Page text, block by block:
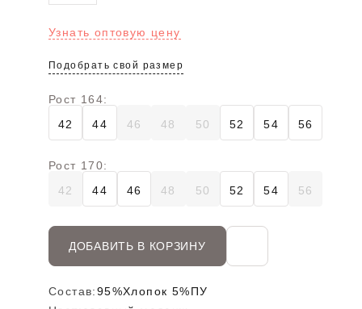
Узнать оптовую цену
Подобрать свой размер
Рост 164:
42
44 46 48 50 52 54 56
Рост 170:
42
44 46 48 50 52 54 56
ДОБАВИТЬ В КОРЗИНУ
Состав:95%Хлопок 5%ПУ